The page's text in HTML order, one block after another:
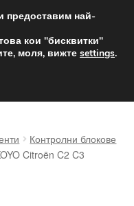
12 лв.
свят
Контролни блокове
Citroën C2 C3
предоставим най-
кои "бисквитки"
моля, вижте settings.